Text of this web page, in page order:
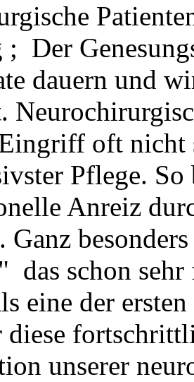
Der
dauern und
oft nicht
Pflege.
Anreiz
Ganz
das schon
eine der
unserer